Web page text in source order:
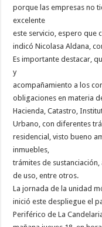
porque las empresas no
excelente
este servicio, espero que
indicó Nicolasa Aldana,
Es importante destacar,
y
acompañamiento a los
obligaciones en materia
Hacienda, Catastro,
Urbano, con diferentes
residencial, visto bueno
inmuebles,
trámites de
de uso, entre otros.
La jornada de la unidad
inició este despliegue el
Periférico de La